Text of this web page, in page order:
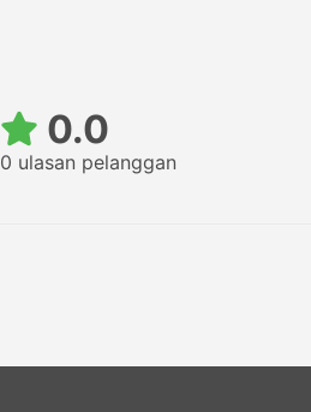
0.0
0 ulasan pelanggan